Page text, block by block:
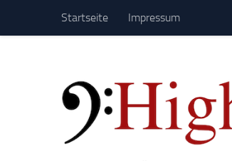
Zum Inhalt springen
Startseite Impressum